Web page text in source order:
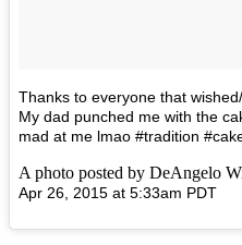
Thanks to everyone that
My dad punched me with the
mad at me lmao #tradition
A photo posted by DeAngelo
Apr 26, 2015 at 5:33am PDT